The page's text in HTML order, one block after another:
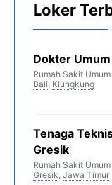
Loker
Dokter
Rumah Sakit
Bali, Klungkung
Tenaga
Gresik
Rumah Sakit
Gresik, Jawa Timur